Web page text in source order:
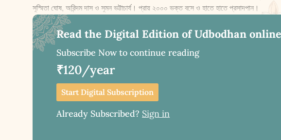
সুস্মিতা ঘোষ, অরিন্দম দাস ও সুমন ভট্টাচার্য। প্রায় ২০০০ ভক্ত বসে ও হাতে হাতে প্রসাদপান।
Read the Digital Edition of Udbodhan
Subscribe Now to continue reading
₹120/year
Start Digital Subscription
Already Subscribed? Sign in